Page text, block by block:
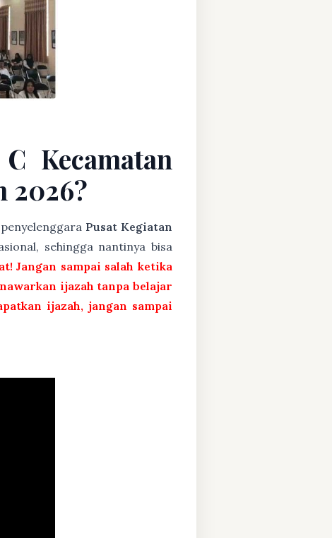
Kecamatan
2026?
Pusat Kegiatan
sehingga nantinya bisa
Jangan sampai salah ketika
ijazah tanpa belajar
ijazah, jangan sampai